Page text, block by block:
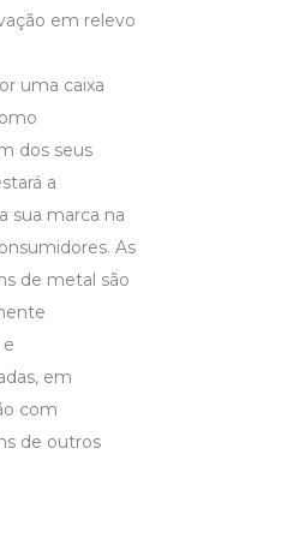
em relevo
uma caixa
dos seus
a
sua marca na
As
de metal são
em
com
de outros